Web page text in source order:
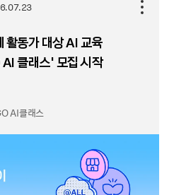
활동가 대상 AI 교육
클래스’ 모집 시작
AI클래스